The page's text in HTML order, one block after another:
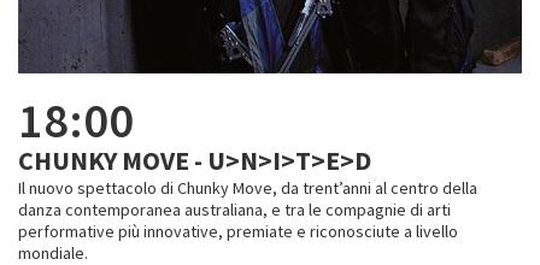
18:00
CHUNKY MOVE - U>N>I>T>E>D
Il nuovo spettacolo di Chunky Move, da trent’anni al centro della
danza contemporanea australiana, e tra le compagnie di arti
performative più innovative, premiate e riconosciute a livello
mondiale.